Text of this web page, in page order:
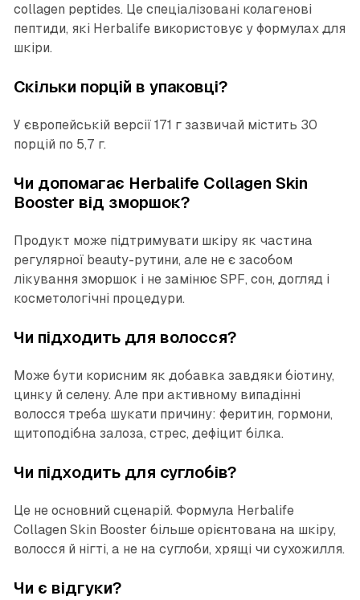
collagen peptides. Це спеціалізовані колагенові
пептиди, які Herbalife використовує у формулах для
шкіри.
Скільки порцій в упаковці?
У європейській версії 171 г зазвичай містить 30
порцій по 5,7 г.
Чи допомагає Herbalife Collagen Skin
Booster від зморшок?
Продукт може підтримувати шкіру як частина
регулярної beauty-рутини, але не є засобом
лікування зморшок і не замінює SPF, сон, догляд і
косметологічні процедури.
Чи підходить для волосся?
Може бути корисним як добавка завдяки біотину,
цинку й селену. Але при активному випадінні
волосся треба шукати причину: феритин, гормони,
щитоподібна залоза, стрес, дефіцит білка.
Чи підходить для суглобів?
Це не основний сценарій. Формула Herbalife
Collagen Skin Booster більше орієнтована на шкіру,
волосся й нігті, а не на суглоби, хрящі чи сухожилля.
Чи є відгуки?